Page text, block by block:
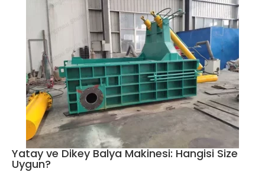
Yatay ve Dikey Balya Makinesi: Hangisi Size
Uygun?